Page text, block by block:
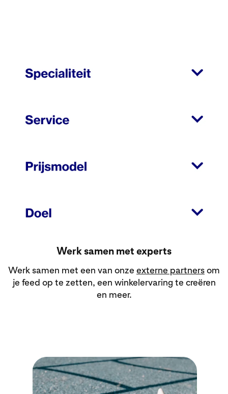
Werk samen met experts
Werk samen met een van onze externe partnersom
je feed op te zetten, een winkelervaring te creëren
en meer.